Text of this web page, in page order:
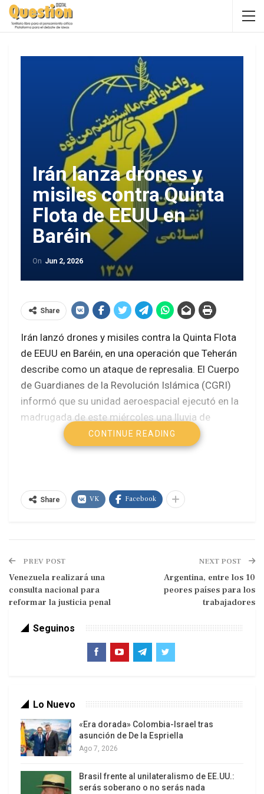
Irán lanza drones y
misiles contra Quinta
Flota de EEUU en
Baréin
On Jun 2, 2026
Share
Irán lanzó drones y misiles contra la Quinta Flota
de EEUU en Baréin, en una operación que Teherán
describe como un ataque de represalia. El Cuerpo
de Guardianes de la Revolución Islámica (CGRI)
informó que su unidad aeroespacial ejecutó en la
madrugada de este miércoles una lluvia de
proyectiles contra el cuartel naval estadounidense
asentado en Manamá, capital bareiní.
responde a un ataque con proyectil aéreo del
ejército estadounidense contra un petrolero iraní
fuerzas iraníes señalaron que utilizaron misiles
navales para golpear al buque Panaya, identificado
como perteneciente al “enemigo sionista
El texto también denuncia que el enemigo
estadounidense atacó una torre de
la Fuerza Aeroespacial del Cuerpo asegura haber
atacado con misiles y drones tanto la base aérea
y de helicópteros de Estados Unidos en un país de
la región como el centro de la Quinta Flota Naval
en Baréin.
CONTINUE READING
Share VK Facebook
PREV POST
Venezuela realizará una
consulta nacional para
reformar la justicia penal
NEXT POST
Argentina, entre los 10
peores países para los
trabajadores
Seguinos
Lo Nuevo
«Era dorada» Colombia-Israel tras
asunción de De la Espriella
Ago 7, 2026
Brasil frente al unilateralismo de EE.UU.:
serás soberano o no serás nada